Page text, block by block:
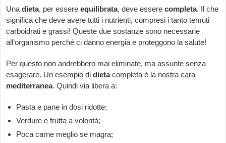
Unadieta, per essereequilibrata, deve esserecompleta. Il che
significa che deve avere tutti i nutrienti, compresi i tanto temuti
carboidrati e grassi! Queste due sostanze sono necessarie
all’organismo perché ci danno energia e proteggono la salute!
Per questo non andrebbero mai eliminate, ma assunte senza
esagerare. Un esempio didietacompleta è la nostra cara
mediterranea. Quindi via libera a:
Pasta e pane in dosi ridotte;
Verdure e frutta a volontà;
Poca carne meglio se magra;